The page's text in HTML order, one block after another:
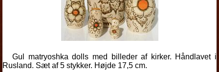
Gul matryoshka dolls med billeder af kirker. Håndlavet i
Rusland. Sæt af 5 stykker. Højde 17,5 cm.